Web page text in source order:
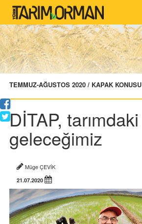
TEMMUZ-AĞUSTOS 2020 / KAPAK KONUSU
DİTAP, tarımdaki
geleceğimiz
Müge ÇEVİK
21.07.2020